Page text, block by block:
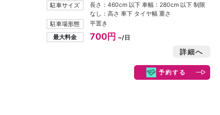
駐車サイズ
長さ：460cm 以下 車幅：280cm 以下 制限
なし：高さ 車下 タイヤ幅 重さ
駐車場形態
平置き
最大料金
700円 ~/日
詳細へ
予約する